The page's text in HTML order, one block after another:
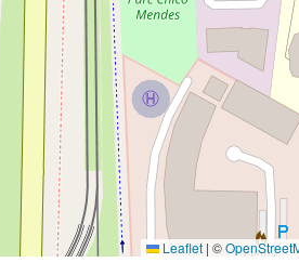
Leaflet | ©